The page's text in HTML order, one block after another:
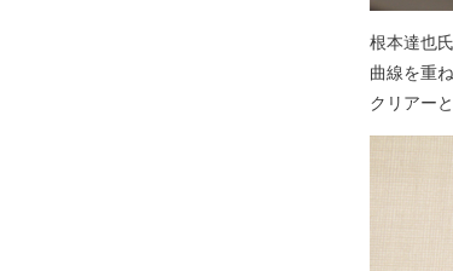
根本達也
曲線を重
クリアー